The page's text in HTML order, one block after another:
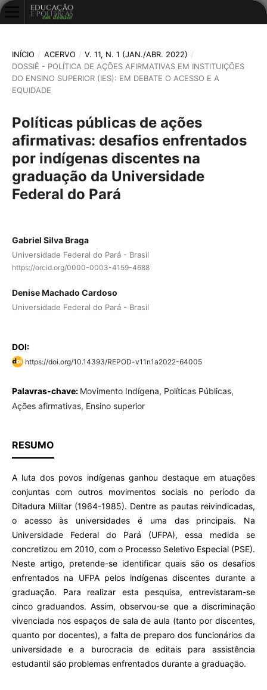
INÍCIO / ACERVO / V. 11, N. 1 (JAN./ABR. 2022) /
DOSSIÊ - POLÍTICA DE AÇÕES AFIRMATIVAS EM INSTITUIÇÕES
DO ENSINO SUPERIOR (IES): EM DEBATE O ACESSO E A
EQUIDADE
Políticas públicas de ações
afirmativas: desafios enfrentados
por indígenas discentes na
graduação da Universidade
Federal do Pará
Gabriel Silva Braga
Universidade Federal do Pará - Brasil
https://orcid.org/0000-0003-4159-4688
Denise Machado Cardoso
Universidade Federal do Pará - Brasil
DOI:
https://doi.org/10.14393/REPOD-v11n1a2022-64005
Palavras-chave: Movimento Indígena, Políticas Públicas,
Ações afirmativas, Ensino superior
RESUMO
A luta dos povos indígenas ganhou destaque em atuações
conjuntas com outros movimentos sociais no período da
Ditadura Militar (1964-1985). Dentre as pautas reivindicadas,
o acesso às universidades é uma das principais. Na
Universidade Federal do Pará (UFPA), essa medida se
concretizou em 2010, com o Processo Seletivo Especial (PSE).
Neste artigo, pretende-se identificar quais são os desafios
enfrentados na UFPA pelos indígenas discentes durante a
graduação. Para realizar esta pesquisa, entrevistaram-se
cinco graduandos. Assim, observou-se que a discriminação
vivenciada nos espaços de sala de aula (tanto por discentes,
quanto por docentes), a falta de preparo dos funcionários da
universidade e a burocracia de editais para assistência
estudantil são problemas enfrentados durante a graduação.